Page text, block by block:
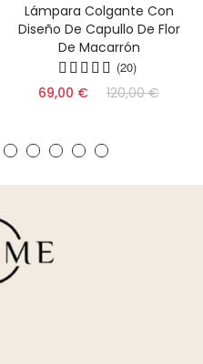
Lámpara Colgante Con
Diseño De Capullo De Flor
De Macarrón
(20)
69,00 € 120,00 €